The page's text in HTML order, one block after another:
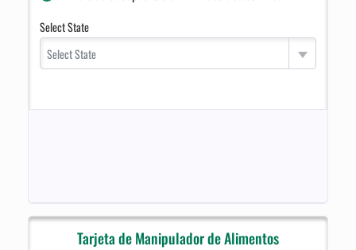
Realice el examen de inmediato - Sin programación
Complimentary Dashboard for Businesses
Select State
Select State
Tarjeta de Manipulador de Alimentos